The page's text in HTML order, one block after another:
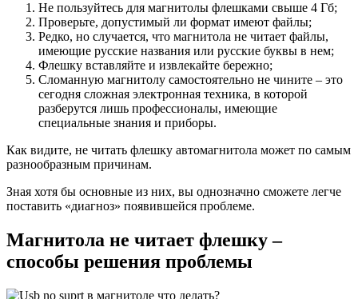
Не пользуйтесь для магнитолы флешками свыше 4 Гб;
Проверьте, допустимый ли формат имеют файлы;
Редко, но случается, что магнитола не читает файлы,
имеющие русские названия или русские буквы в нем;
Флешку вставляйте и извлекайте бережно;
Сломанную магнитолу самостоятельно не чините – это
сегодня сложная электронная техника, в которой
разберутся лишь профессионалы, имеющие
специальные знания и приборы.
Как видите, не читать флешку автомагнитола может по самым
разнообразным причинам.
Зная хотя бы основные из них, вы однозначно сможете легче
поставить «диагноз» появившейся проблеме.
Магнитола не читает флешку –
способы решения проблемы